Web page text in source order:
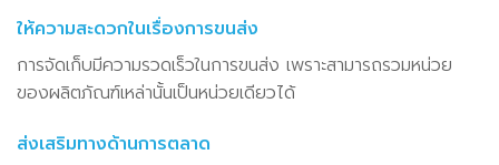
ให้ความสะดวกในเรื่องการขนส่ง
การจัดเก็บมีความรวดเร็วในการขนส่ง เพราะสามารถรวมหน่วย
ของผลิตภัณฑ์เหล่านั้นเป็นหน่วยเดียวได้
ส่งเสริมทางด้านการตลาด